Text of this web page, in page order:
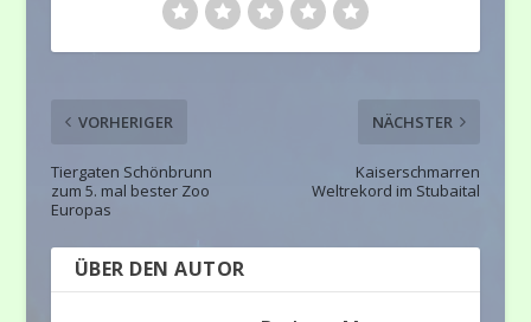
VORHERIGER
Tiergaten Schönbrunn
zum 5. mal bester Zoo
Europas
NÄCHSTER
Kaiserschmarren
Weltrekord im Stubaital
ÜBER DEN AUTOR